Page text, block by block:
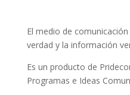
El medio de
verdad y la información
Es un producto de
Programas e Ideas